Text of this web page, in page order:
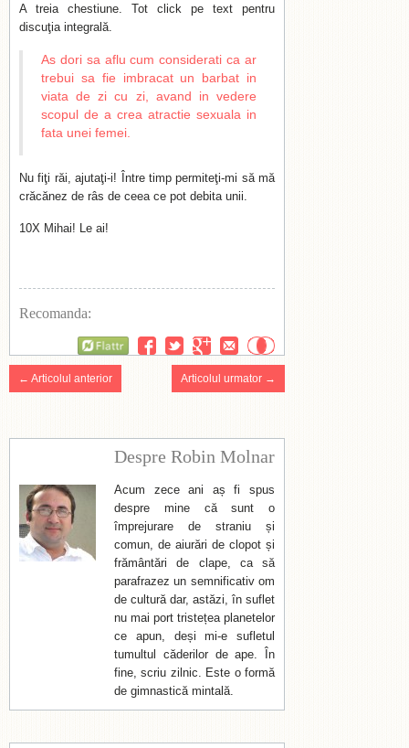
A treia chestiune. Tot click pe text pentru
discuţia integrală.
As dori sa aflu cum considerati ca ar
trebui sa fie imbracat un barbat in
viata de zi cu zi, avand in vedere
scopul de a crea atractie sexuala in
fata unei femei.
Nu fiţi răi, ajutaţi-i! Între timp permiteţi-mi să mă
crăcănez de râs de ceea ce pot debita unii.
10X Mihai! Le ai!
Recomanda:
← Articolul anterior Articolul urmator →
Despre Robin Molnar
Acum zece ani aș fi spus
despre mine că sunt o
împrejurare de straniu și
comun, de aiurări de clopot și
frământări de clape, ca să
parafrazez un semnificativ om
de cultură dar, astăzi, în suflet
nu mai port tristețea planetelor
ce apun, deși mi-e sufletul
tumultul căderilor de ape. În
fine, scriu zilnic. Este o formă
de gimnastică mintală.